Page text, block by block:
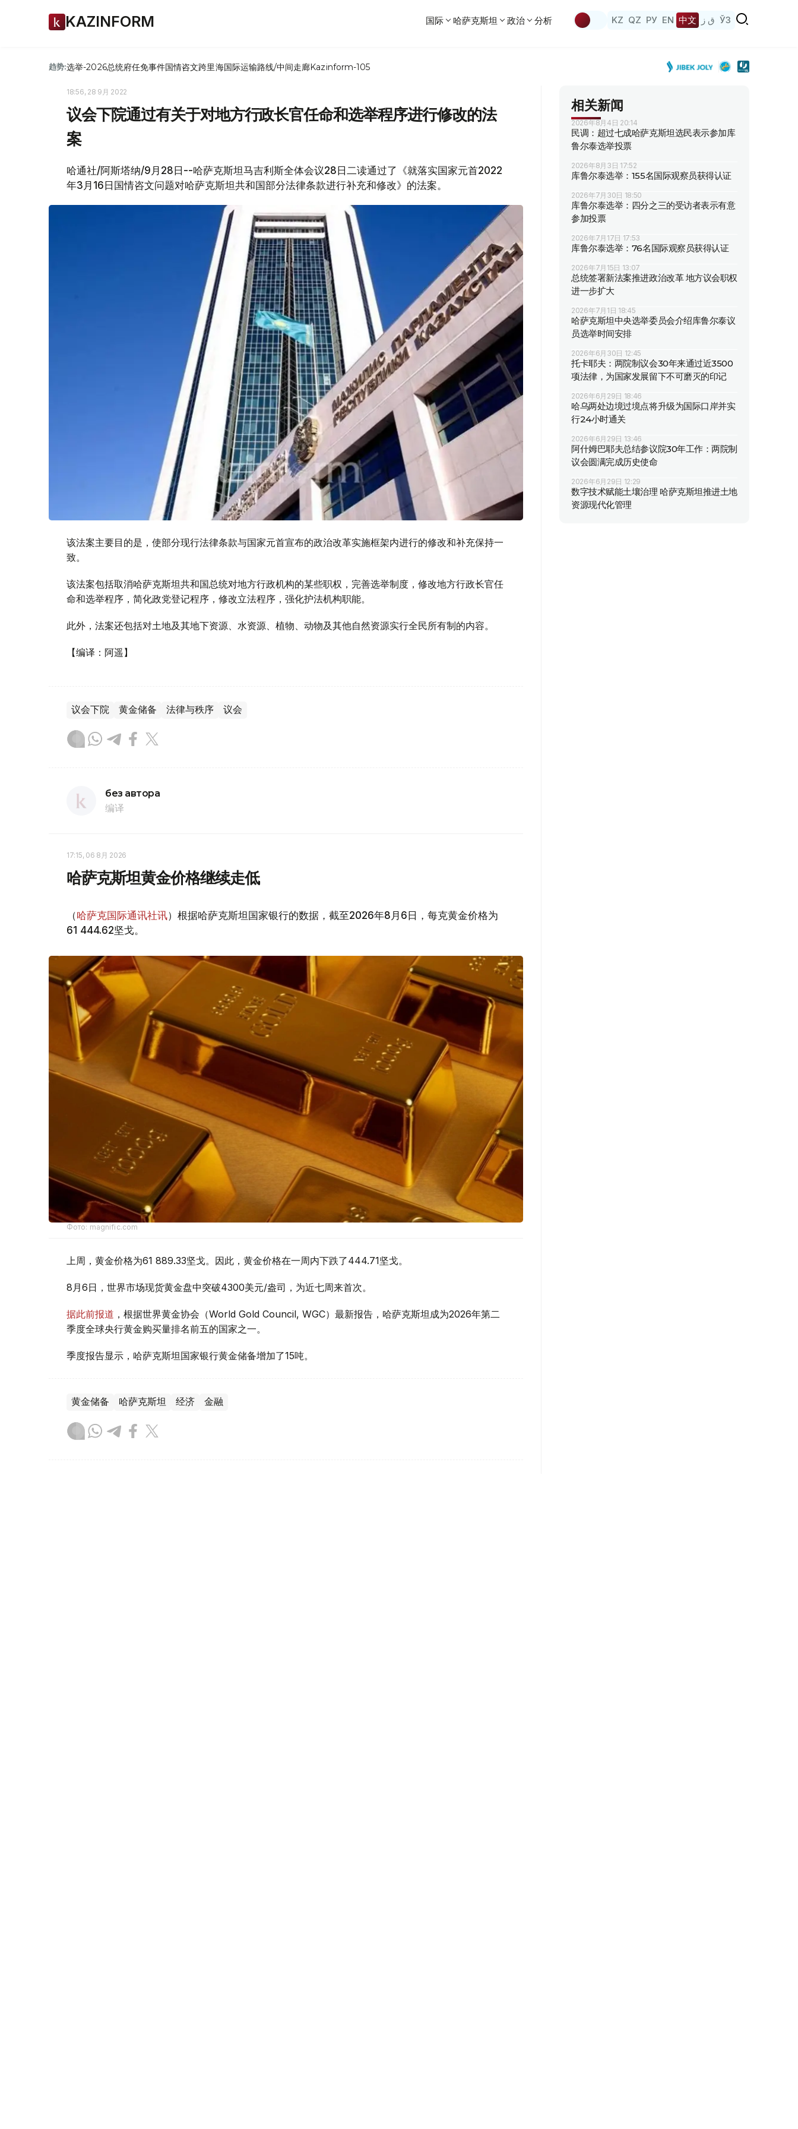
KAZINFORM 国际 哈萨克斯坦 政治 分析 KZ QZ РУ EN 中文 ق ز ЎЗ
趋势:选举-2026总统府任免事件国情咨文跨里海国际运输路线/中间走廊Kazinform-105
18:56, 28 9月 2022
议会下院通过有关于对地方行政长官任命和选举程序进行修改的法
案
哈通社/阿斯塔纳/9月28日--哈萨克斯坦马吉利斯全体会议28日二读通过了《就落实国家元首2022
年3月16日国情咨文问题对哈萨克斯坦共和国部分法律条款进行补充和修改》的法案。
该法案主要目的是，使部分现行法律条款与国家元首宣布的政治改革实施框架内进行的修改和补充保持一
致。
该法案包括取消哈萨克斯坦共和国总统对地方行政机构的某些职权，完善选举制度，修改地方行政长官任
命和选举程序，简化政党登记程序，修改立法程序，强化护法机构职能。
此外，法案还包括对土地及其地下资源、水资源、植物、动物及其他自然资源实行全民所有制的内容。
【编译：阿遥】
议会下院 黄金储备 法律与秩序 议会
без автора
编译
17:15, 06 8月 2026
哈萨克斯坦黄金价格继续走低
（哈萨克国际通讯社讯）根据哈萨克斯坦国家银行的数据，截至2026年8月6日，每克黄金价格为
61 444.62坚戈。
Фото: magnific.com
上周，黄金价格为61 889.33坚戈。因此，黄金价格在一周内下跌了444.71坚戈。
8月6日，世界市场现货黄金盘中突破4300美元/盎司，为近七周来首次。
据此前报道 ，根据世界黄金协会（World Gold Council, WGC）最新报告，哈萨克斯坦成为2026年第二
季度全球央行黄金购买量排名前五的国家之一。
季度报告显示，哈萨克斯坦国家银行黄金储备增加了15吨。
黄金储备 哈萨克斯坦 经济 金融
相关新闻
2026年8月4日 20:14
民调：超过七成哈萨克斯坦选民表示参加库
鲁尔泰选举投票
2026年8月3日 17:52
库鲁尔泰选举：155名国际观察员获得认证
2026年7月30日 18:50
库鲁尔泰选举：四分之三的受访者表示有意
参加投票
2026年7月17日 17:53
库鲁尔泰选举：76名国际观察员获得认证
2026年7月15日 13:07
总统签署新法案推进政治改革 地方议会职权
进一步扩大
2026年7月1日 18:45
哈萨克斯坦中央选举委员会介绍库鲁尔泰议
员选举时间安排
2026年6月30日 12:45
托卡耶夫：两院制议会30年来通过近3500
项法律，为国家发展留下不可磨灭的印记
2026年6月29日 18:46
哈乌两处边境过境点将升级为国际口岸并实
行24小时通关
2026年6月29日 13:46
阿什姆巴耶夫总结参议院30年工作：两院制
议会圆满完成历史使命
2026年6月29日 12:29
数字技术赋能土壤治理 哈萨克斯坦推进土地
资源现代化管理